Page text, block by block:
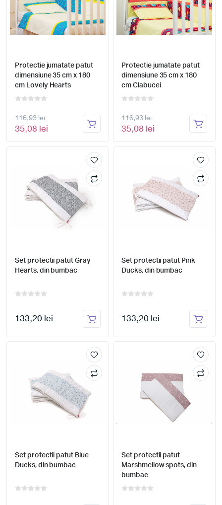
Protectie jumatate patut
dimensiune 35 cm x 180
cm Lovely Hearts
116,93 lei
35,08 lei
Protectie jumatate patut
dimensiune 35 cm x 180
cm Clabucei
116,93 lei
35,08 lei
Set protectii patut Gray
Hearts, din bumbac
133,20 lei
Set protectii patut Pink
Ducks, din bumbac
133,20 lei
Set protectii patut Blue
Ducks, din bumbac
Set protectii patut
Marshmellow spots, din
bumbac